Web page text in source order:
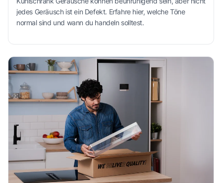
jedes Geräusch ist ein Defekt. Erfahre hier, welche Töne
normal sind und wann du handeln solltest.